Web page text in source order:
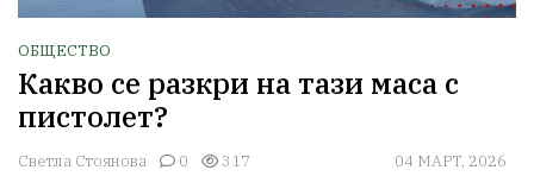
ОБЩЕСТВО
Какво се разкри на тази маса с
пистолет?
Светла Стоянова 0 317 04 МАРТ, 2026